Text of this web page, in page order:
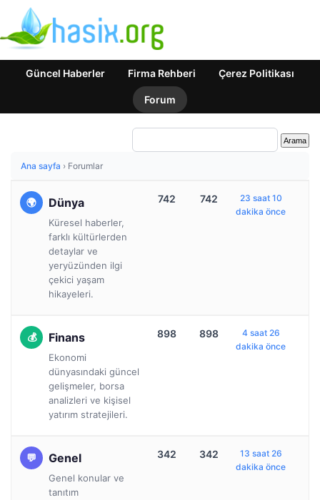
Güncel Haberler Firma Rehberi Çerez Politikası
Forum
Ana sayfa › Forumlar
Dünya
Küresel haberler,
farklı kültürlerden
detaylar ve
yeryüzünden ilgi
çekici yaşam
hikayeleri.
742 742
23 saat 10
dakika önce
Finans
Ekonomi
dünyasındaki güncel
gelişmeler, borsa
analizleri ve kişisel
yatırım stratejileri.
898 898
4 saat 26
dakika önce
Genel
Genel konular ve
tanıtım
342 342
13 saat 26
dakika önce